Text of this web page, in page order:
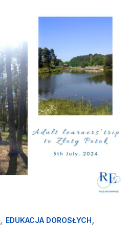
EDUKACJA DOROSŁYCH